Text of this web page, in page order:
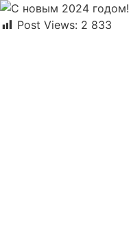
Перейти
к
Post Views: 2 833